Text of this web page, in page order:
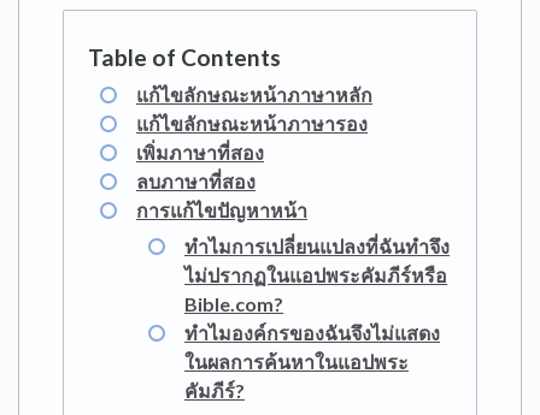
แก้ไขลักษณะหน้าภาษาหลัก
แก้ไขลักษณะหน้าภาษารอง
เพิ่มภาษาที่สอง
ลบภาษาที่สอง
การแก้ไขปัญหาหน้า
ทำไมการเปลี่ยนแปลงที่ฉันทำจึง
ไม่ปรากฏในแอปพระคัมภีร์หรือ
Bible.com?
ทำไมองค์กรของฉันจึงไม่แสดง
ในผลการค้นหาในแอปพระ
คัมภีร์?